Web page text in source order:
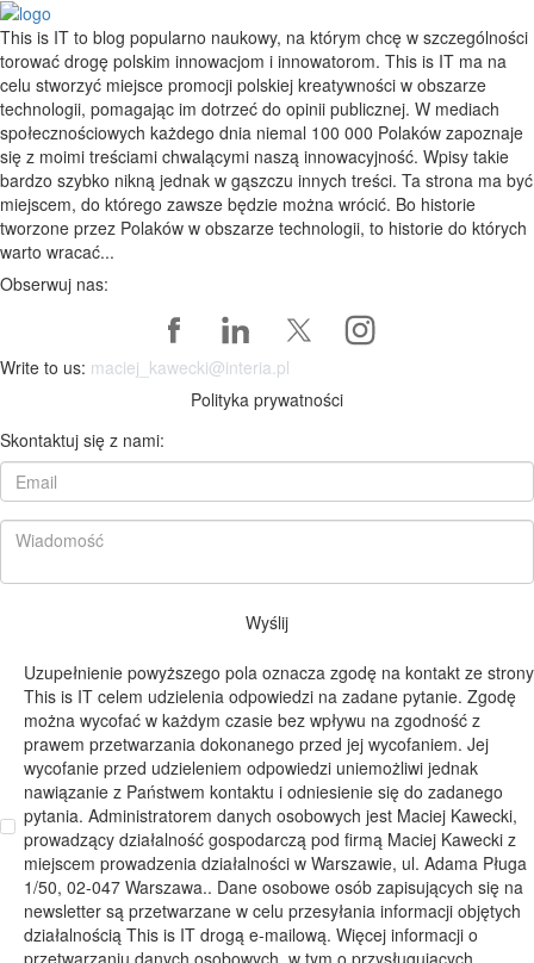
This is IT to blog popularno naukowy, na którym chcę w szczególności
torować drogę polskim innowacjom i innowatorom. This is IT ma na
celu stworzyć miejsce promocji polskiej kreatywności w obszarze
technologii, pomagając im dotrzeć do opinii publicznej. W mediach
społecznościowych każdego dnia niemal 100 000 Polaków zapoznaje
się z moimi treściami chwalącymi naszą innowacyjność. Wpisy takie
bardzo szybko nikną jednak w gąszczu innych treści. Ta strona ma być
miejscem, do którego zawsze będzie można wrócić. Bo historie
tworzone przez Polaków w obszarze technologii, to historie do których
warto wracać...
Obserwuj nas:
Write to us: maciej_kawecki@interia.pl
Polityka prywatności
Skontaktuj się z nami:
Wyślij
Uzupełnienie powyższego pola oznacza zgodę na kontakt ze strony
This is IT celem udzielenia odpowiedzi na zadane pytanie. Zgodę
można wycofać w każdym czasie bez wpływu na zgodność z
prawem przetwarzania dokonanego przed jej wycofaniem. Jej
wycofanie przed udzieleniem odpowiedzi uniemożliwi jednak
nawiązanie z Państwem kontaktu i odniesienie się do zadanego
pytania. Administratorem danych osobowych jest Maciej Kawecki,
prowadzący działalność gospodarczą pod firmą Maciej Kawecki z
miejscem prowadzenia działalności w Warszawie, ul. Adama Pługa
1/50, 02-047 Warszawa.. Dane osobowe osób zapisujących się na
newsletter są przetwarzane w celu przesyłania informacji objętych
działalnością This is IT drogą e-mailową. Więcej informacji o
przetwarzaniu danych osobowych, w tym o przysługujących